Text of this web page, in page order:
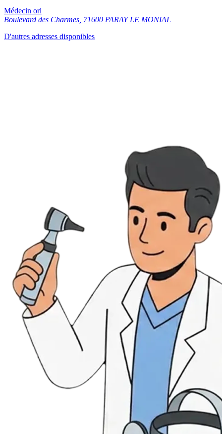
Médecin orl
Boulevard des Charmes, 71600 PARAY LE MONIAL
D'autres adresses disponibles